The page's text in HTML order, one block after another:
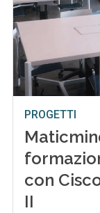
PROGETTI
con
II